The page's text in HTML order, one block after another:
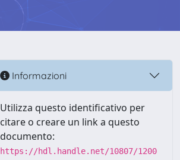
Informazioni
Utilizza questo identificativo per
citare o creare un link a questo
documento:
https://hdl.handle.net/10807/1200